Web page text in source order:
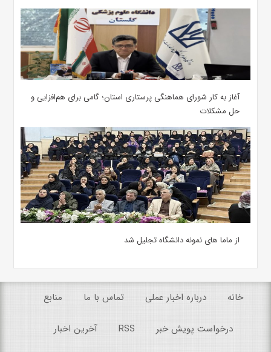
آغاز به کار شورای هماهنگی پرستاری استان؛ گامی برای هم‌افزایی و
حل مشکلات
از ماما های نمونه دانشگاه تجلیل شد
خانه درباره اخبار عملی تماس با ما منابع
درخواست پویش خبر RSS آخرین اخبار